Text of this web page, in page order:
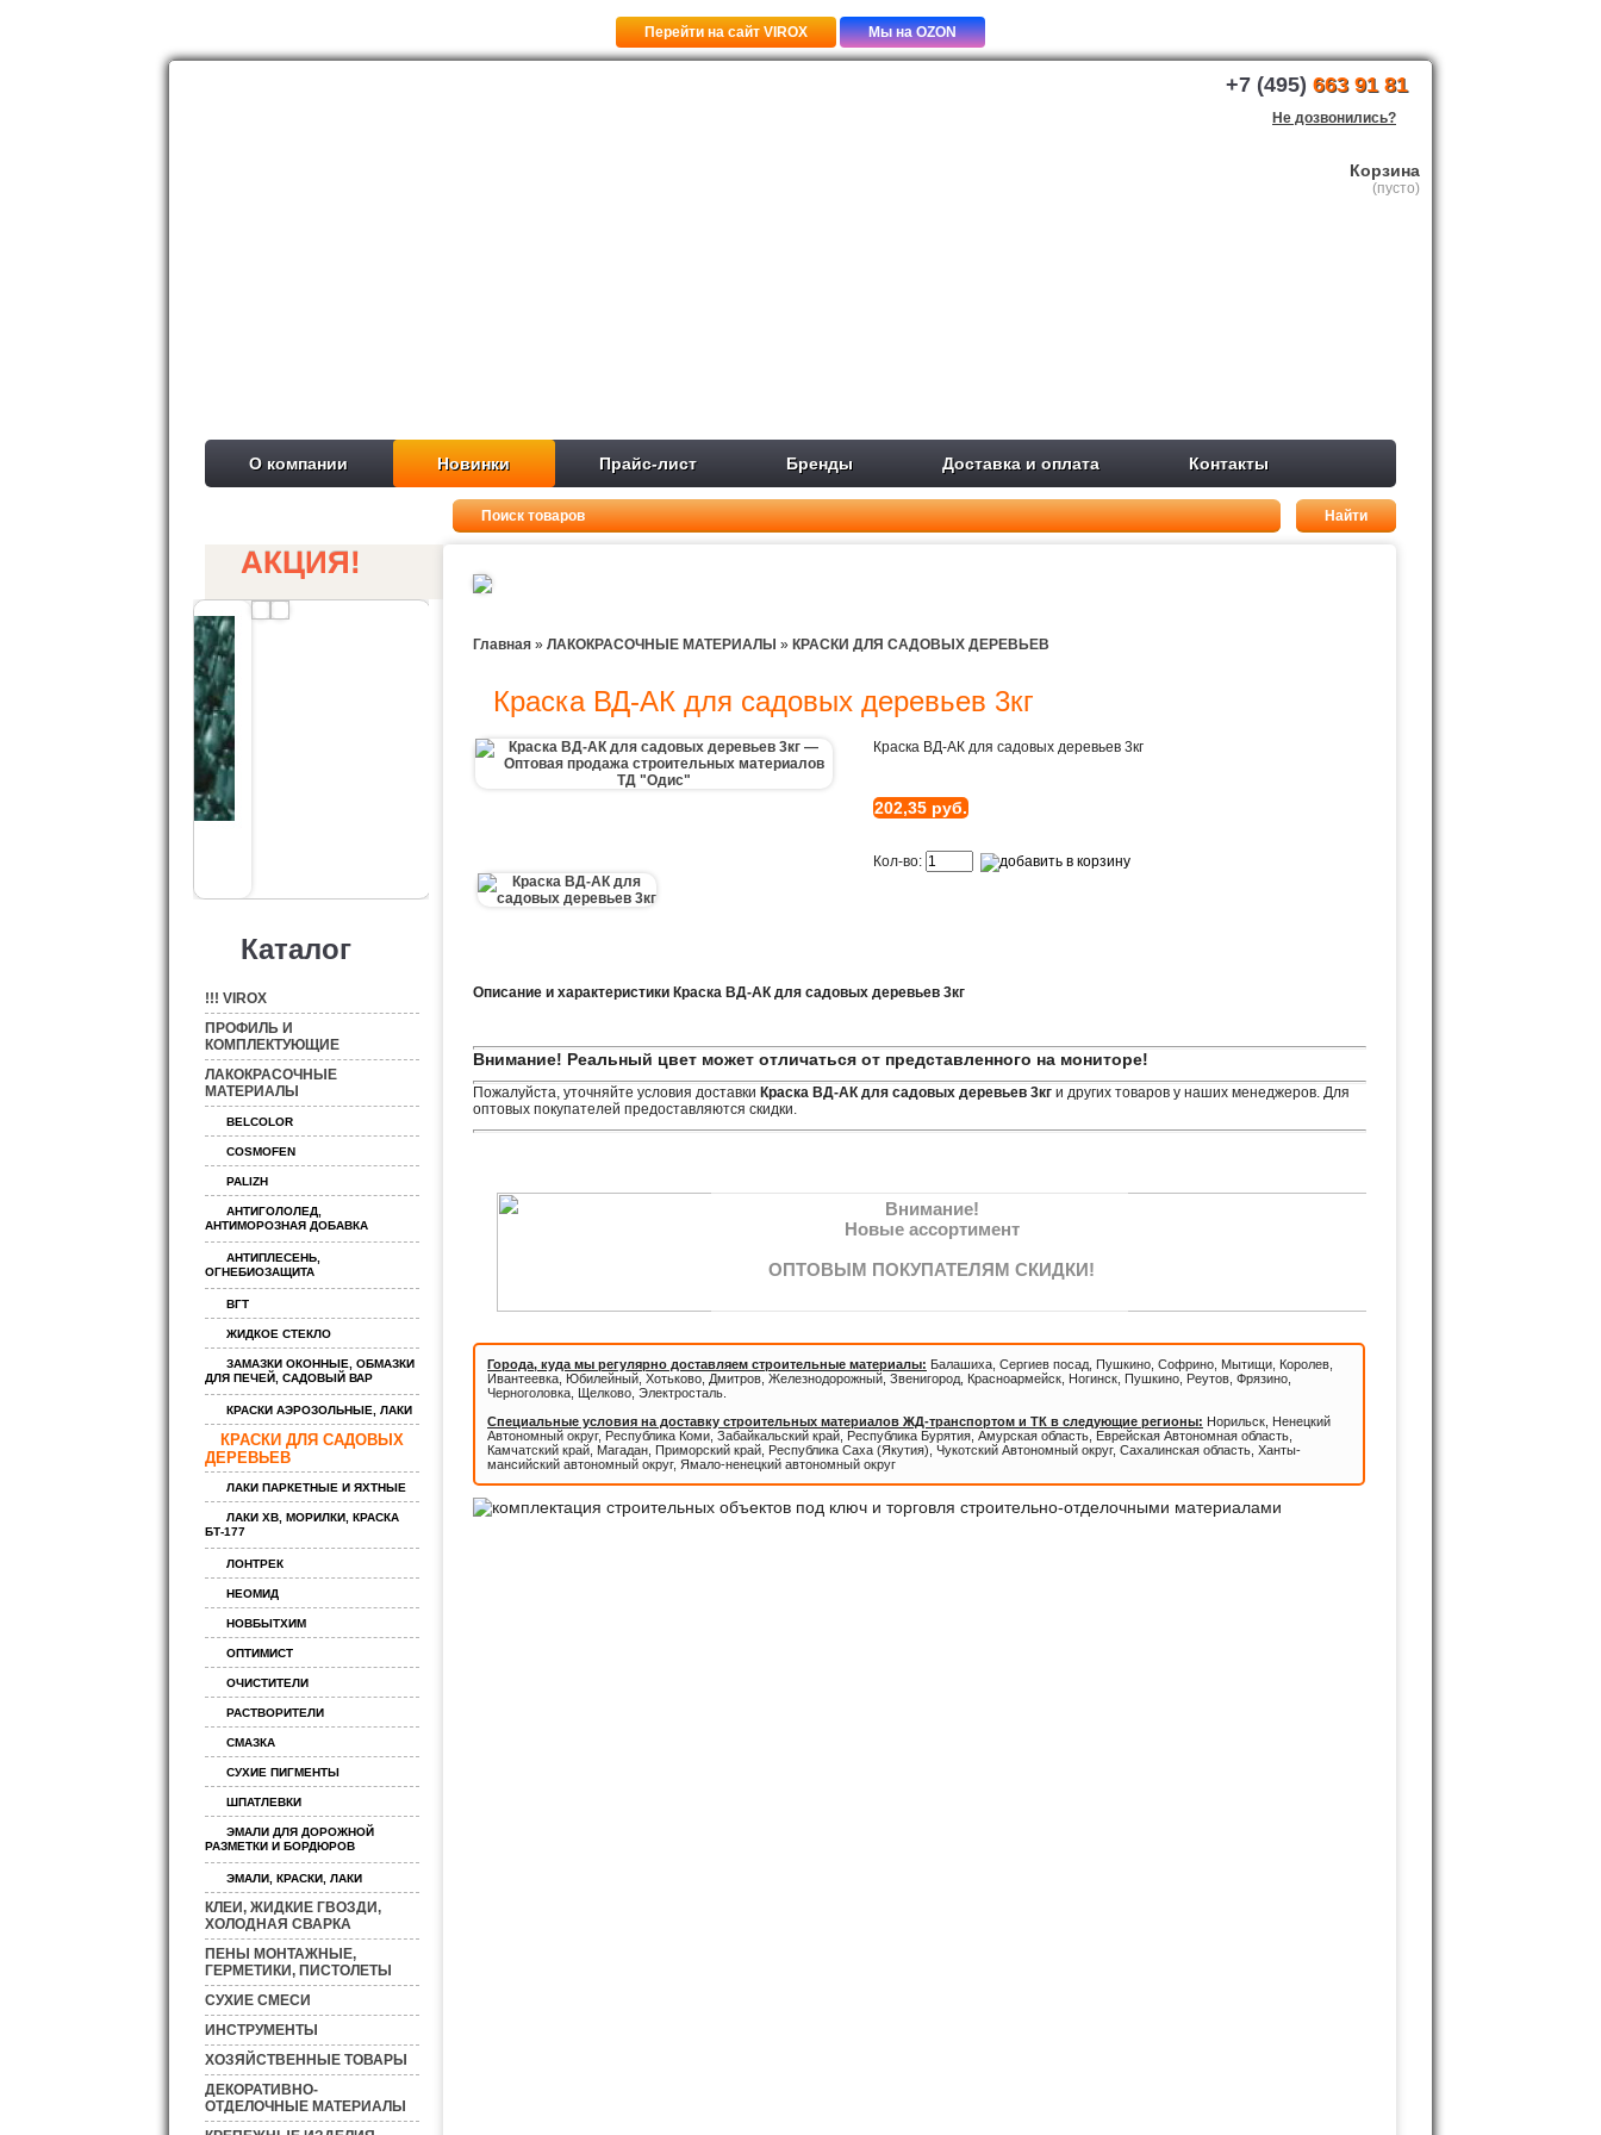
Перейти на сайт VIROX Мы на OZON
+7 (495) 663 91 81
Не дозвонились?
Корзина
(пусто)
О компании Новинки Прайс-лист Бренды Доставка и оплата Контакты
АКЦИЯ!
Каталог
!!! VIROX
ПРОФИЛЬ И
КОМПЛЕКТУЮЩИЕ
ЛАКОКРАСОЧНЫЕ
МАТЕРИАЛЫ
BELCOLOR
COSMOFEN
PALIZH
АНТИГОЛОЛЕД,
АНТИМОРОЗНАЯ ДОБАВКА
АНТИПЛЕСЕНЬ,
ОГНЕБИОЗАЩИТА
ВГТ
ЖИДКОЕ СТЕКЛО
ЗАМАЗКИ ОКОННЫЕ, ОБМАЗКИ
ДЛЯ ПЕЧЕЙ, САДОВЫЙ ВАР
КРАСКИ АЭРОЗОЛЬНЫЕ, ЛАКИ
КРАСКИ ДЛЯ САДОВЫХ
ДЕРЕВЬЕВ
ЛАКИ ПАРКЕТНЫЕ И ЯХТНЫЕ
ЛАКИ ХВ, МОРИЛКИ, КРАСКА
БТ-177
ЛОНТРЕК
НЕОМИД
НОВБЫТХИМ
ОПТИМИСТ
ОЧИСТИТЕЛИ
РАСТВОРИТЕЛИ
СМАЗКА
СУХИЕ ПИГМЕНТЫ
ШПАТЛЕВКИ
ЭМАЛИ ДЛЯ ДОРОЖНОЙ
РАЗМЕТКИ И БОРДЮРОВ
ЭМАЛИ, КРАСКИ, ЛАКИ
КЛЕИ, ЖИДКИЕ ГВОЗДИ,
ХОЛОДНАЯ СВАРКА
ПЕНЫ МОНТАЖНЫЕ,
ГЕРМЕТИКИ, ПИСТОЛЕТЫ
СУХИЕ СМЕСИ
ИНСТРУМЕНТЫ
ХОЗЯЙСТВЕННЫЕ ТОВАРЫ
ДЕКОРАТИВНО-
ОТДЕЛОЧНЫЕ МАТЕРИАЛЫ
Главная » ЛАКОКРАСОЧНЫЕ МАТЕРИАЛЫ » КРАСКИ ДЛЯ САДОВЫХ ДЕРЕВЬЕВ
Краска ВД-АК для садовых деревьев 3кг
Краска ВД-АК для садовых деревьев 3кг
202,35 руб.
Кол-во:
Описание и характеристики Краска ВД-АК для садовых деревьев 3кг
Внимание! Реальный цвет может отличаться от представленного на мониторе!
Пожалуйста, уточняйте условия доставки Краска ВД-АК для садовых деревьев 3кг и других товаров у наших менеджеров. Для
оптовых покупателей предоставляются скидки.
Внимание!
Новые ассортимент
ОПТОВЫМ ПОКУПАТЕЛЯМ СКИДКИ!
Города, куда мы регулярно доставляем строительные материалы: Балашиха, Сергиев посад, Пушкино, Софрино, Мытищи, Королев,
Ивантеевка, Юбилейный, Хотьково, Дмитров, Железнодорожный, Звенигород, Красноармейск, Ногинск, Пушкино, Реутов, Фрязино,
Черноголовка, Щелково, Электросталь.
Специальные условия на доставку строительных материалов ЖД-транспортом и ТК в следующие регионы: Норильск, Ненецкий
Автономный округ, Республика Коми, Забайкальский край, Республика Бурятия, Амурская область, Еврейская Автономная область,
Камчатский край, Магадан, Приморский край, Республика Саха (Якутия), Чукотский Автономный округ, Сахалинская область, Ханты-
мансийский автономный округ, Ямало-ненецкий автономный округ